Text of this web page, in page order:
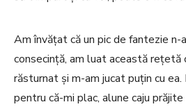
Am învățat că un pic de fantezie n-
consecință, am luat această
răsturnat și m-am jucat puțin cu ea.
pentru că-mi plac, alune caju